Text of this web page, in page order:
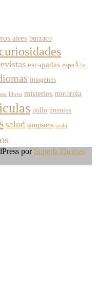
aires burzaco
curiosidades
escapadas espaÃ±a
imagenes
libros misterios motorola
pollo premios
salud simpsons sushi
por Superb Themes